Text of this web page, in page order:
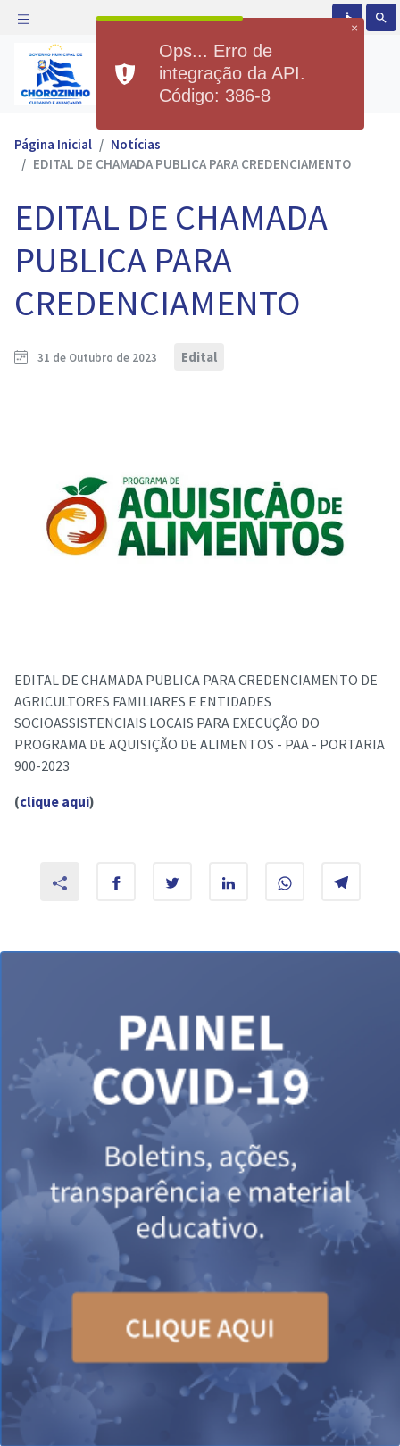
accessible search
Prefeitura Municipal de
Chorozinho
Página Inicial
Notícias
EDITAL DE CHAMADA PUBLICA PARA CREDENCIAMENTO
EDITAL DE CHAMADA
PUBLICA PARA
CREDENCIAMENTO
31 de Outubro de 2023 Edital
EDITAL DE CHAMADA PUBLICA PARA CREDENCIAMENTO DE
AGRICULTORES FAMILIARES E ENTIDADES
SOCIOASSISTENCIAIS LOCAIS PARA EXECUÇÃO DO
PROGRAMA DE AQUISIÇÃO DE ALIMENTOS - PAA - PORTARIA
900-2023
(clique aqui)
×
Ops... Erro de
integração da API.
Código: 386-8